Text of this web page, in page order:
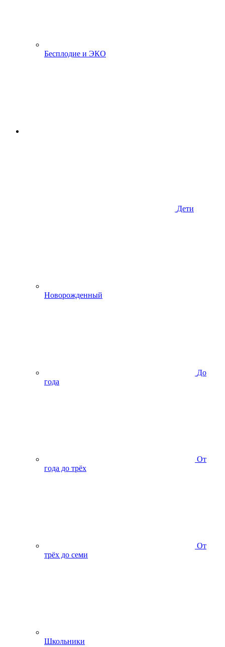
Бесплодие и ЭКО
Дети
Новорожденный
До
года
От
года до трёх
От
трёх до семи
Школьники